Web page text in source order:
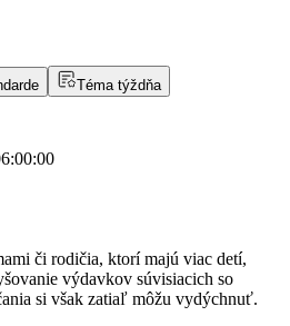
Téma týždňa
či rodičia, ktorí majú viac detí,
výdavkov súvisiacich so
si však zatiaľ môžu vydýchnuť.